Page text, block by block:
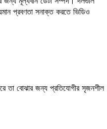
প্রবণতা সনাক্ত করতে ভিডিও
তা বোঝার জন্য প্রতিযোগীর সৃজনশীল